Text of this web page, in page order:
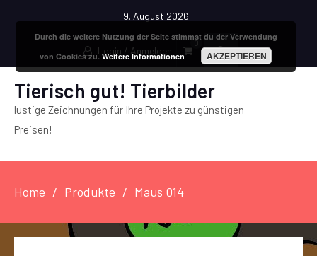
9. August 2026
Login / Anmelden
0
Tierisch gut! Tierbilder
lustige Zeichnungen für Ihre Projekte zu günstigen
Preisen!
Home Produkte Maus 014
Durch die weitere Nutzung der Seite stimmst du der Verwendung
von Cookies zu.Weitere Informationen AKZEPTIEREN